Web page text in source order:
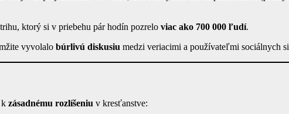
ktorý si v priebehu pár hodín pozrelo viac ako 700 000 ľudí.
vyvolalo búrlivú diskusiu medzi veriacimi a používateľmi sociálnych
k zásadnému rozlíšeniu v kresťanstve: